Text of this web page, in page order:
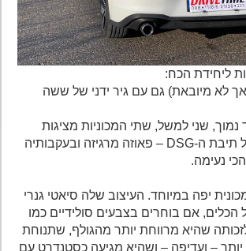
ליחידת הכח:
לא מיובאת) גם עם גיר ידני של ששה
שני למשל, שתי המכוניות מציגות
התנהגות דומה של תיבת ה-DSG – פאוזה מרגיזה ובעקבותיה
נעימה.
יפה במיוחד. העיצוב שלה סיאטי גנרי
אם בוחרים בצבעים סולידיים כמו
שהיא מרווחת יותר מהגולף, שתנוחת
– ועדיפה – ושהיא מגיעה כסטנדרט עם